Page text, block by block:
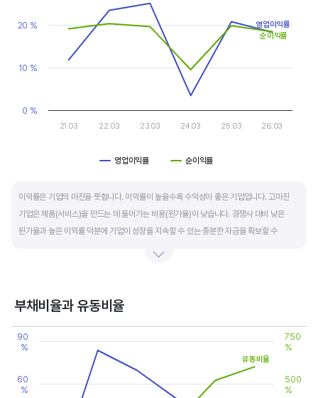
출발점이 꾸준한 매출액 증가에서 시작한다는 점을 기억해야 합니다.
The chart has 1 X axis displaying categories.
The chart has 1 Y axis displaying values. Data ranges from
영업이익률 순이익률
21.03 22.03 23.03 24.03 25.03 26.03
0 %
10 %
20 %
영업이익률
순이익률
이익률은 기업의 마진을 뜻합니다. 이익률이 높을수록 수익성이 좋은 기업입니다. 고마진
기업은 제품(서비스)을 만드는 데 들어가는 비용(원가율)이 낮습니다. 경쟁사 대비 낮은
원가율과 높은 이익률 덕분에 기업이 성장을 지속할 수 있는 충분한 자금을 확보할 수
높은 이익률을 올리고 있다면, 그 기업은 타사 대비 제품(서비스)의 경쟁력이 높은 것으로
부채비율과 유동비율
Chart
Line chart with 2 lines.
View as data table, Chart
The chart has 1 X axis displaying categories.
The chart has 2 Y axes displaying values, and values.
60
%
90
%
500
%
750
%
유동비율